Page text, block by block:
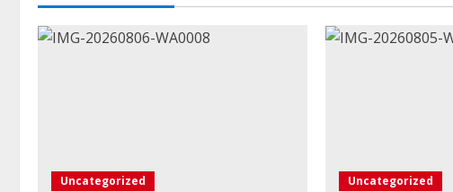
Uncategorized Uncategorized